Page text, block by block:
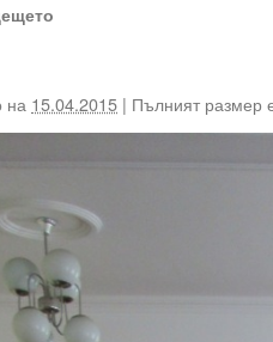
на 15.04.2015 | Пълният размер